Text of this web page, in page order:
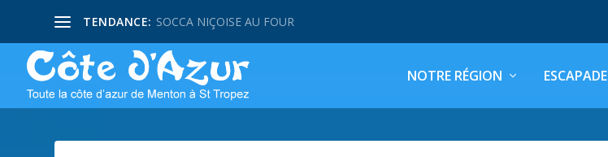
TENDANCE: SOCCA NIÇOISE AU FOUR
NOTRE RÉGION ESCAPADE